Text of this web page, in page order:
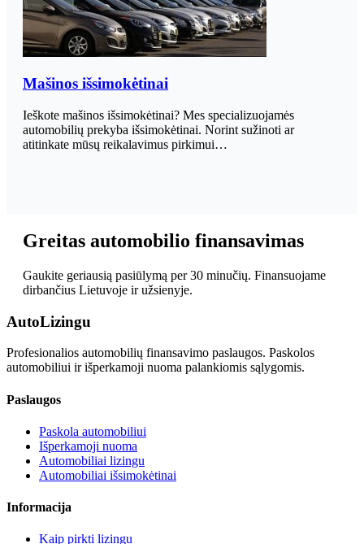
Mašinos išsimokėtinai
Ieškote mašinos išsimokėtinai? Mes specializuojamės
automobilių prekyba išsimokėtinai. Norint sužinoti ar
atitinkate mūsų reikalavimus pirkimui…
Greitas automobilio finansavimas
Gaukite geriausią pasiūlymą per 30 minučių. Finansuojame
dirbančius Lietuvoje ir užsienyje.
AutoLizingu
Profesionalios automobilių finansavimo paslaugos. Paskolos
automobiliui ir išperkamoji nuoma palankiomis sąlygomis.
Paslaugos
Paskola automobiliui
Išperkamoji nuoma
Automobiliai lizingu
Automobiliai išsimokėtinai
Informacija
Kaip pirkti lizingu